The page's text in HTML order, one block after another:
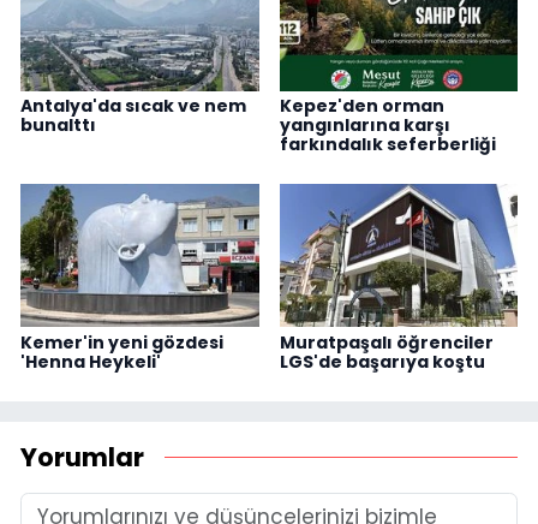
Antalya'da sıcak ve nem
bunalttı
Kepez'den orman
yangınlarına karşı
farkındalık seferberliği
Kemer'in yeni gözdesi
'Henna Heykeli'
Muratpaşalı öğrenciler
LGS'de başarıya koştu
Yorumlar